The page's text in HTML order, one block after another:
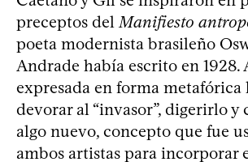
preceptos del Manifiesto
poeta modernista brasileño
Andrade había escrito en 1928.
expresada en forma metafórica
devorar al “invasor”, digerirlo y
algo nuevo, concepto que fue
ambos artistas para incorporar